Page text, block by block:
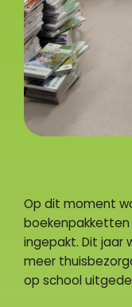
Op dit moment
ingepakt. Dit jaar
meer
op school